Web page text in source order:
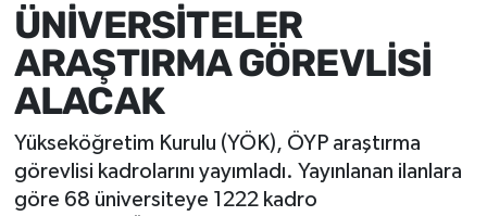
ÜNİVERSİTELER
ARAŞTIRMA GÖREVLİSİ
ALACAK
Yükseköğretim Kurulu (YÖK), ÖYP araştırma
görevlisi kadrolarını yayımladı. Yayınlanan ilanlara
göre 68 üniversiteye 1222 kadro
Sağlık
Eğitim
Ekonomi